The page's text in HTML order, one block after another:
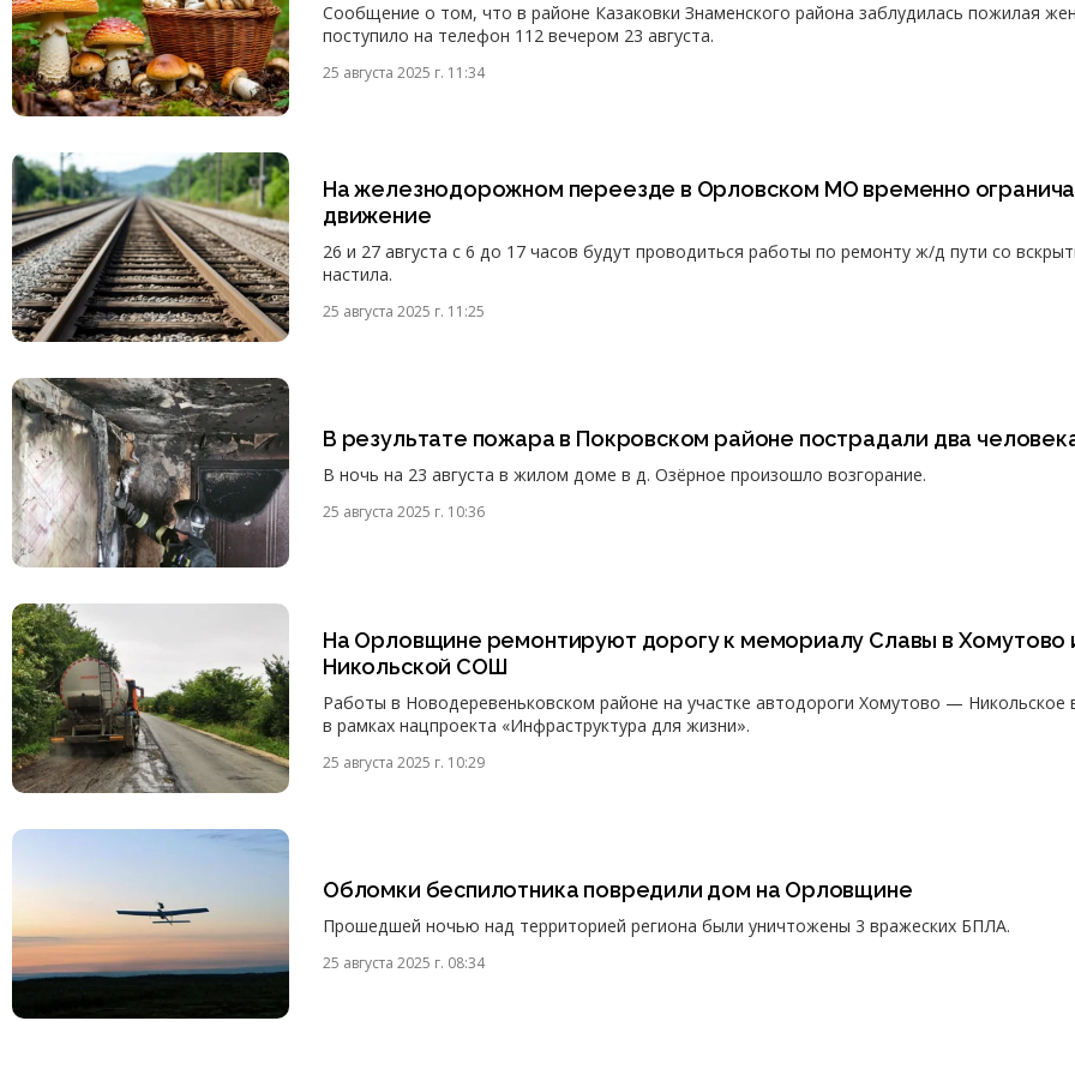
Сообщение о том, что в районе Казаковки Знаменского района заблудилась пожилая
поступило на телефон 112 вечером 23 августа.
25 августа 2025 г. 11:34
На железнодорожном переезде в Орловском МО временно
движение
26 и 27 августа с 6 до 17 часов будут проводиться работы по ремонту ж/д пути со
настила.
25 августа 2025 г. 11:25
В результате пожара в Покровском районе пострадали два
В ночь на 23 августа в жилом доме в д. Озёрное произошло возгорание.
25 августа 2025 г. 10:36
На Орловщине ремонтируют дорогу к мемориалу Славы в Хомутово
Никольской СОШ
Работы в Новодеревеньковском районе на участке автодороги Хомутово — Никольское
в рамках нацпроекта «Инфраструктура для жизни».
25 августа 2025 г. 10:29
Обломки беспилотника повредили дом на Орловщине
Прошедшей ночью над территорией региона были уничтожены 3 вражеских БПЛА.
25 августа 2025 г. 08:34